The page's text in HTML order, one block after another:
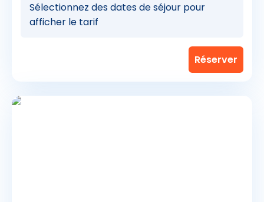
Sélectionnez des dates de séjour pour
afficher le tarif